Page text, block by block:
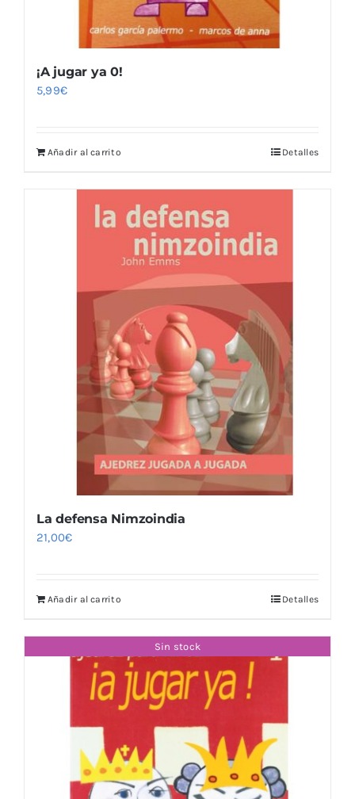
¡A jugar ya 0!
5,99€
Añadir al carrito Detalles
La defensa Nimzoindia
21,00€
Añadir al carrito Detalles
Sin stock